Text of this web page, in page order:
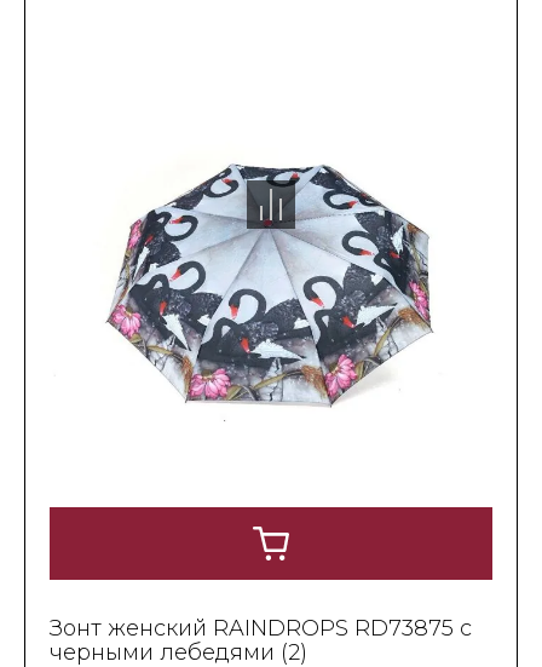
Зонт женский RAINDROPS RD73875 с
черными лебедями (2)